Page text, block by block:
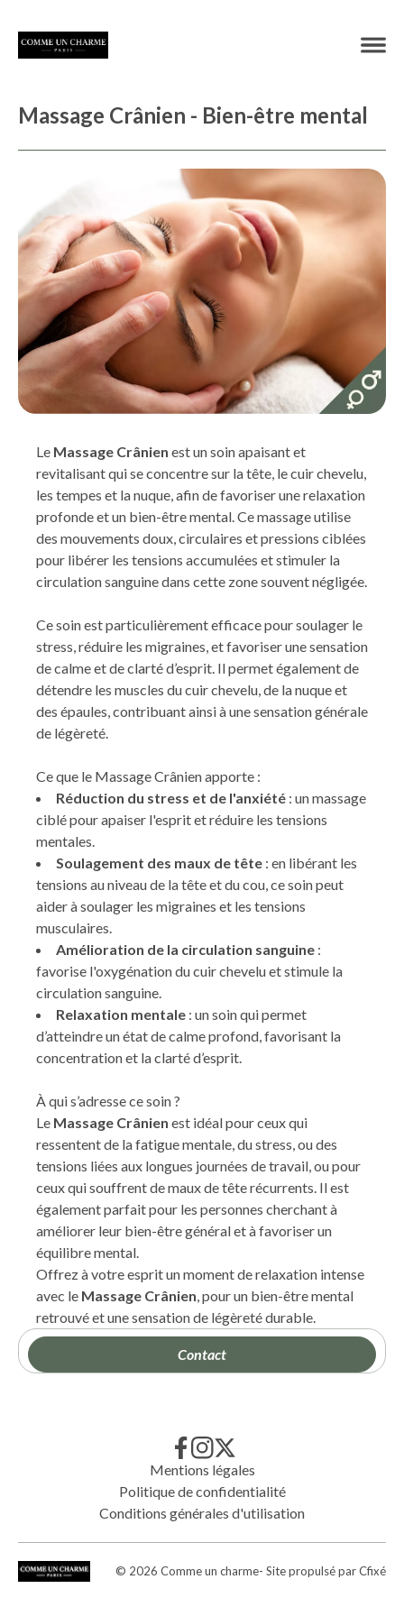
Massage Crânien - Bien-être mental
Contact
Le Massage Crânien est un soin apaisant et
revitalisant qui se concentre sur la tête, le cuir chevelu,
les tempes et la nuque, afin de favoriser une relaxation
profonde et un bien-être mental. Ce massage utilise
des mouvements doux, circulaires et pressions ciblées
pour libérer les tensions accumulées et stimuler la
circulation sanguine dans cette zone souvent négligée.
Ce soin est particulièrement efficace pour soulager le
stress, réduire les migraines, et favoriser une sensation
de calme et de clarté d’esprit. Il permet également de
détendre les muscles du cuir chevelu, de la nuque et
des épaules, contribuant ainsi à une sensation générale
de légèreté.
Ce que le Massage Crânien apporte :
Réduction du stress et de l'anxiété : un massage
ciblé pour apaiser l'esprit et réduire les tensions
mentales.
Soulagement des maux de tête : en libérant les
tensions au niveau de la tête et du cou, ce soin peut
aider à soulager les migraines et les tensions
musculaires.
Amélioration de la circulation sanguine :
favorise l'oxygénation du cuir chevelu et stimule la
circulation sanguine.
Relaxation mentale : un soin qui permet
d’atteindre un état de calme profond, favorisant la
concentration et la clarté d’esprit.
À qui s’adresse ce soin ?
Le Massage Crânien est idéal pour ceux qui
ressentent de la fatigue mentale, du stress, ou des
tensions liées aux longues journées de travail, ou pour
ceux qui souffrent de maux de tête récurrents. Il est
également parfait pour les personnes cherchant à
améliorer leur bien-être général et à favoriser un
équilibre mental.
Offrez à votre esprit un moment de relaxation intense
avec le Massage Crânien, pour un bien-être mental
retrouvé et une sensation de légèreté durable.
Mentions légales
Politique de confidentialité
Conditions générales d'utilisation
© 2026 Comme un charme- Site propulsé parCfixé